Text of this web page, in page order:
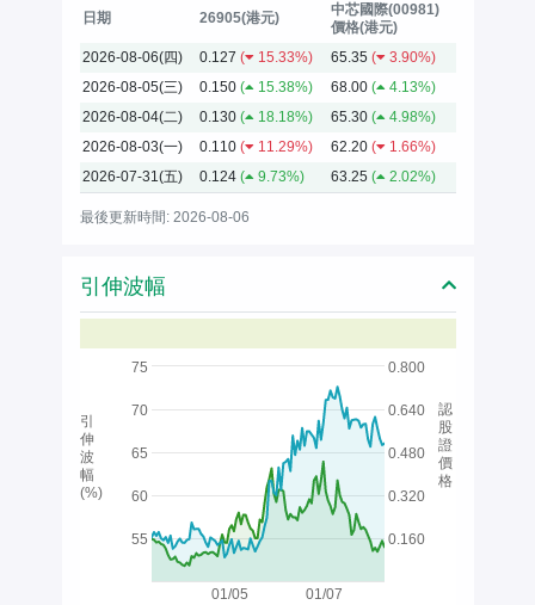
日期 26905(港元)
中芯國際(00981)
價格(港元)
2026-08-06(四)
0.127 ( 15.33%) 65.35 (
3.90%)
2026-08-05(三)
0.150 ( 15.38%) 68.00 (
4.13%)
2026-08-04(二)
0.130 ( 18.18%) 65.30 (
4.98%)
2026-08-03(一)
0.110 ( 11.29%) 62.20 (
1.66%)
2026-07-31(五)
0.124 ( 9.73%) 63.25 ( 2.02%)
最後更新時間: 2026-08-06
引伸波幅
01/05 01/07
55
60
65
70
75
0.160
0.320
0.480
0.640
0.800
引
伸
波
幅
(%)
認
股
證
價
格